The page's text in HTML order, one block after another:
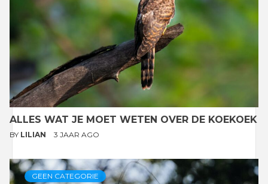
ALLES WAT JE MOET WETEN OVER DE KOEKOEK
BY LILIAN 3 JAAR AGO
GEEN CATEGORIE